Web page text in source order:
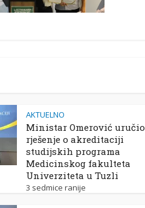
AKTUELNO
Ministar Omerović uručio
rješenje o akreditaciji
studijskih programa
Medicinskog fakulteta
Univerziteta u Tuzli
3 sedmice ranije